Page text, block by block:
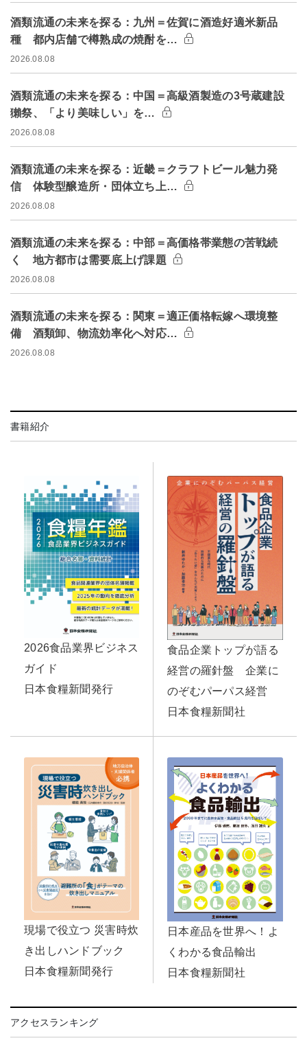
酒類流通の未来を探る：九州＝佐賀に酒造好適米新品
種 都内店舗で樽熟成の焼酎を…
2026.08.08
酒類流通の未来を探る：中国＝高級酒製造の3号蔵建設
獺祭、「より美味しい」を…
2026.08.08
酒類流通の未来を探る：近畿＝クラフトビール魅力発
信 体験型醸造所・団体立ち上…
2026.08.08
酒類流通の未来を探る：中部＝高価格帯業態の苦戦続
く 地方都市は需要底上げ課題
2026.08.08
酒類流通の未来を探る：関東＝適正価格転嫁へ環境整
備 酒類卸、物流効率化へ対応…
2026.08.08
書籍紹介
2026食品業界ビジネス
ガイド
日本食糧新聞発行
食品企業トップが語る
経営の羅針盤 企業に
のぞむパーパス経営
日本食糧新聞社
現場で役立つ 災害時炊
き出しハンドブック
日本食糧新聞発行
日本産品を世界へ！よ
くわかる食品輸出
日本食糧新聞社
アクセスランキング